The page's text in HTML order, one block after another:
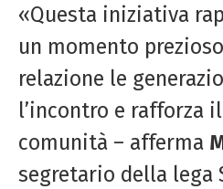
«Questa iniziativa
un momento
relazione le
l’incontro e rafforza
comunità – afferma
segretario della lega